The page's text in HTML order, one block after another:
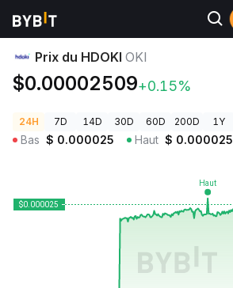
Prix des cryptos
Prix du HDOKI OKI
$0.00002509+0.15%
24H 7D 14D 30D 60D 200D 1Y
Bas $ 0.000025 Haut $ 0.000025